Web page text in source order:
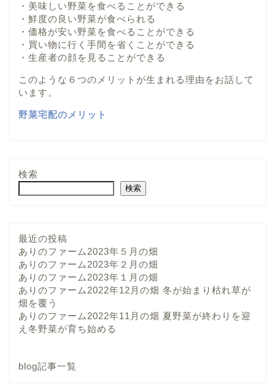
・美味しい野菜を食べることができる
・鮮度の良い野菜が食べられる
・価格が安い野菜を食べることができる
・買い物に行く手間を省くことができる
・生産者の顔を見ることができる
このような６つのメリットが生まれる理由をお話して
います。
野菜宅配のメリット
検索
検索
最近の投稿
ありのファーム2023年５月の畑
ありのファーム2023年２月の畑
ありのファーム2023年１月の畑
ありのファーム2022年12月の畑 冬が始まり枯れ草が
畑を覆う
ありのファーム2022年11月の畑 夏野菜が終わりを迎
え冬野菜が育ち始める
blog記事一覧